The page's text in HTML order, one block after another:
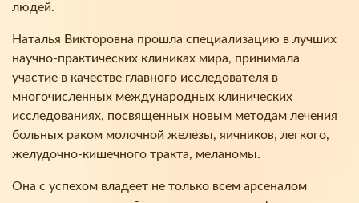
людей.
Наталья Викторовна прошла специализацию в лучших
научно-практических клиниках мира, принимала
участие в качестве главного исследователя в
многочисленных международных клинических
исследованиях, посвященных новым методам лечения
больных раком молочной железы, яичников, легкого,
желудочно-кишечного тракта, меланомы.
Она с успехом владеет не только всем арсеналом